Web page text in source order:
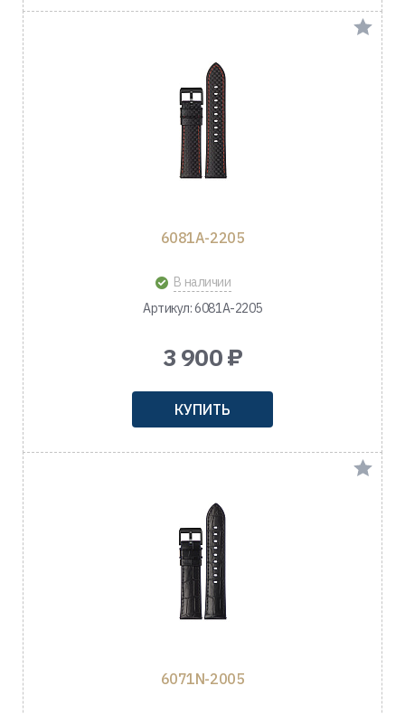
6081A-2205
В наличии
Артикул: 6081A-2205
3 900 ₽
КУПИТЬ
6071N-2005